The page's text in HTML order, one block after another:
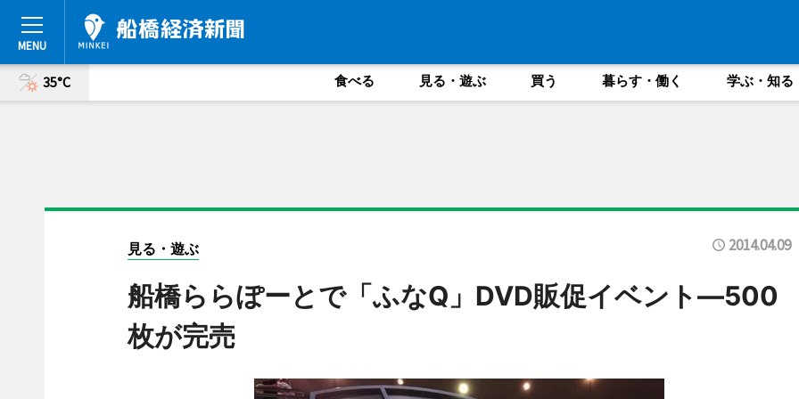
35°C 食べる 見る・遊ぶ 買う 暮らす・働く 学ぶ・知る
見る・遊ぶ 2014.04.09
船橋ららぽーとで「ふなQ」DVD販促イベント―500
枚が完売